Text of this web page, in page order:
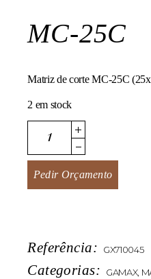
MC-25C
Matriz de corte MC-25C
2 em stock
MC-25C quantity
Pedir Orçamento
Referência: GX710045
Categorias: GAMAX,